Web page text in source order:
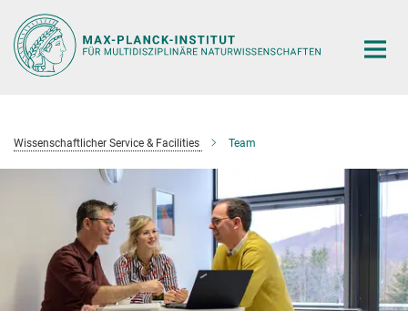
Hauptinhalt
Wissenschaftlicher Service & Facilities Team